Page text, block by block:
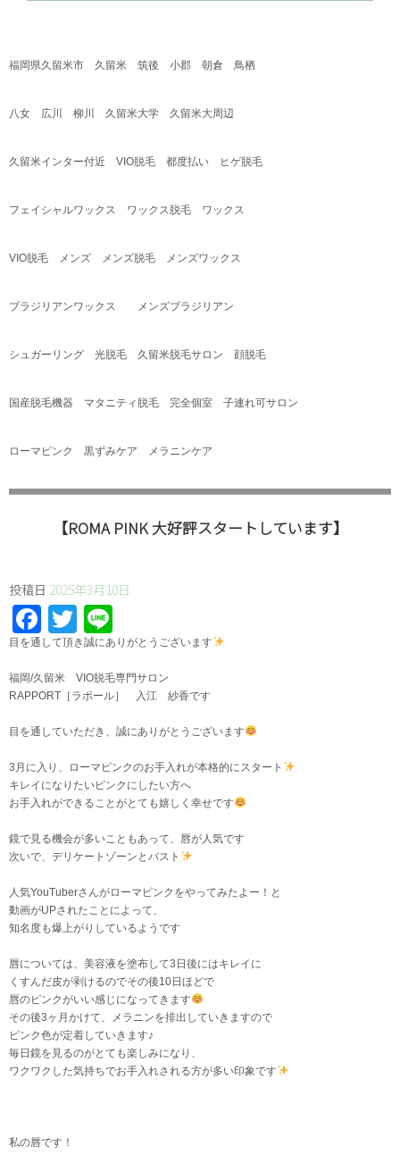
福岡県久留米市 久留米 筑後 小郡 朝倉 鳥栖
八女 広川 柳川 久留米大学 久留米大周辺
久留米インター付近 VIO脱毛 都度払い ヒゲ脱毛
フェイシャルワックス ワックス脱毛 ワックス
VIO脱毛 メンズ メンズ脱毛 メンズワックス
ブラジリアンワックス メンズブラジリアン
シュガーリング 光脱毛 久留米脱毛サロン 顔脱毛
国産脱毛機器 マタニティ脱毛 完全個室 子連れ可サロン
ローマピンク 黒ずみケア メラニンケア
【ROMA PINK 大好評スタートしています】
投稿日 2025年3月10日
Facebook
Twitter
⁡目を通して頂き誠にありがとうございます
福岡/久留米 VIO脱毛専門サロン
RAPPORT［ラポール］ 入江 紗香です
目を通していただき、誠にありがとうございます
3月に入り、ローマピンクのお手入れが本格的にスタート
キレイになりたいピンクにしたい方へ
お手入れができることがとても嬉しく幸せです
鏡で見る機会が多いこともあって、唇が人気です
次いで、デリケートゾーンとバスト
人気YouTuberさんがローマピンクをやってみたよー！と
動画がUPされたことによって、
知名度も爆上がりしているようです
唇については、美容液を塗布して3日後にはキレイに
くすんだ皮が剥けるのでその後10日ほどで
唇のピンクがいい感じになってきます
その後3ヶ月かけて、メラニンを排出していきますので
ピンク色が定着していきます♪
毎日鏡を見るのがとても楽しみになり、
ワクワクした気持ちでお手入れされる方が多い印象です
私の唇です ！